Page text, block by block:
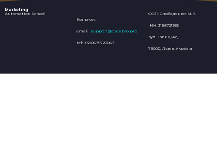
Marketing
Automation School
Контакти:
email: support@databro.pro
tel: +380675720067
ФОП: Слободянюк М.В.
ІНН: 3166721935
вул. Галицька, 1
79000, Львів, Україна